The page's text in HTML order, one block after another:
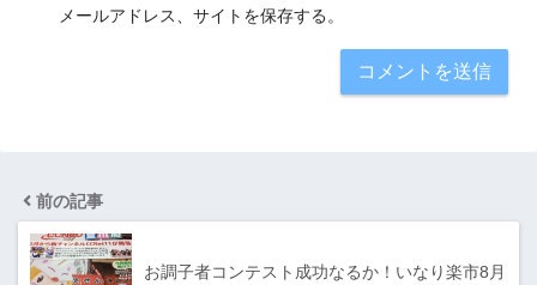
メールアドレス、サイトを保存する。
前の記事
お調子者コンテスト成功なるか！いなり楽市8月